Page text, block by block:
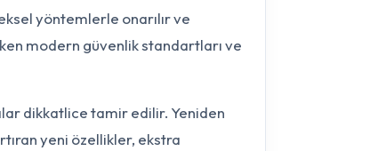
yöntemlerle onarılır ve
modern güvenlik standartları ve
dikkatlice tamir edilir. Yeniden
yeni özellikler, ekstra